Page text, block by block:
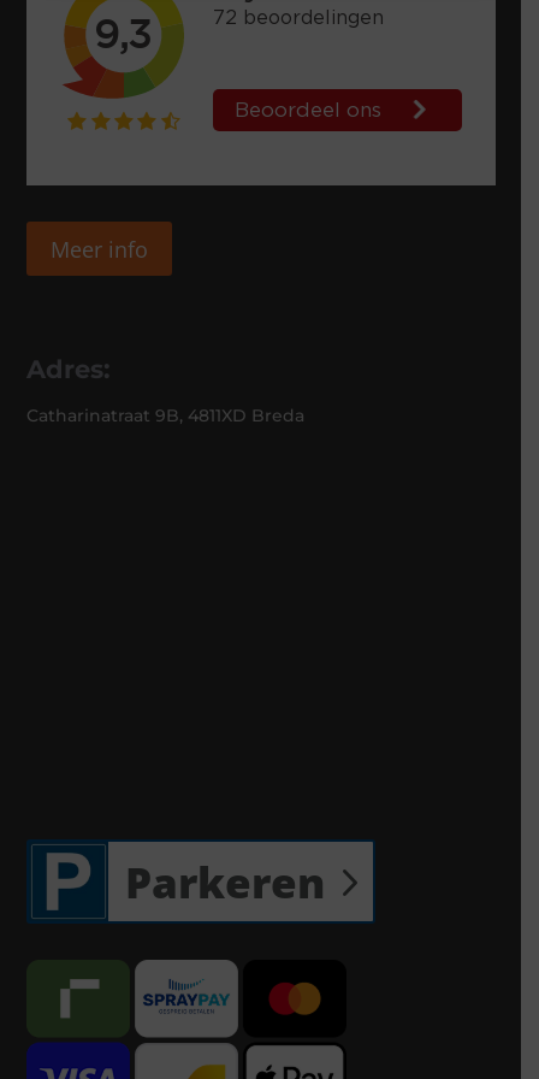
Meer info
Adres:
Catharinatraat 9B, 4811XD Breda
Parkeren